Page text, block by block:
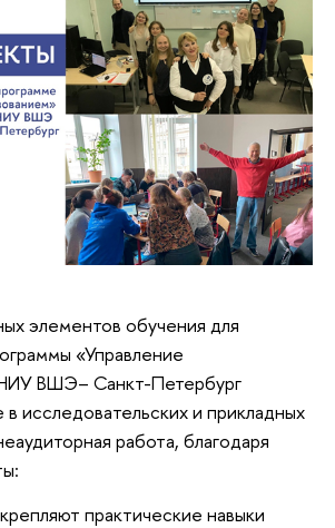
элементов обучения для
«Управление
НИУ ВШЭ– Санкт-Петербург
в исследовательских и прикладных
работа, благодаря
практические навыки